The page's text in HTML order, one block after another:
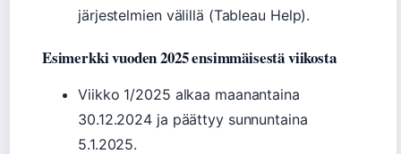
järjestelmien välillä (Tableau Help).
Esimerkki vuoden 2025 ensimmäisestä viikosta
Viikko 1/2025 alkaa maanantaina
30.12.2024 ja päättyy sunnuntaina
5.1.2025.